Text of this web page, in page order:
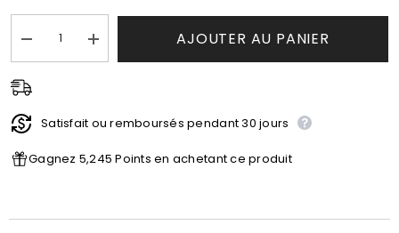
Réduire
la
de
Canapé
Convertible
Yuma
la
Yuma
AJOUTER AU PANIER
Satisfait ou remboursés pendant 30 jours
Gagnez 5,245 Points en achetant ce produit